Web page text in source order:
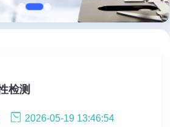
检测
2026-05-19 13:46:54